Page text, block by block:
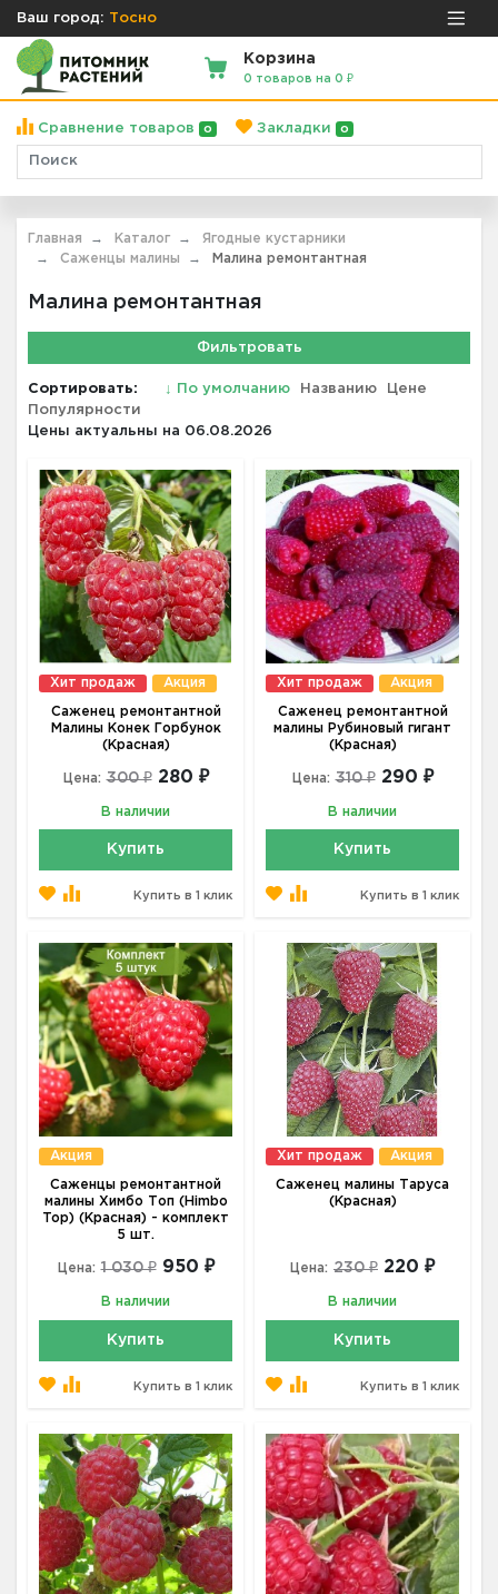
Ваш город: Тосно
Корзина
0 товаров на 0 ₽
Сравнение товаров 0 Закладки 0
Главная Каталог
Ягодные кустарники
Саженцы малины
Малина ремонтантная
Малина ремонтантная
Фильтровать
Сортировать: ↓ По умолчанию Названию
Цене
Популярности
Цены актуальны на 06.08.2026
Хит продаж Акция
Саженец ремонтантной
Малины Конек Горбунок
(Красная)
Цена: 300 ₽ 280 ₽
В наличии
Купить
Купить в 1 клик
Хит продаж Акция
Саженец ремонтантной
малины Рубиновый гигант
(Красная)
Цена: 310 ₽ 290 ₽
В наличии
Купить
Купить в 1 клик
Акция
Саженцы ремонтантной
малины Химбо Топ (Himbo
Top) (Красная) - комплект
5 шт.
Цена: 1 030 ₽ 950 ₽
В наличии
Купить
Купить в 1 клик
Хит продаж Акция
Саженец малины Таруса
(Красная)
Цена: 230 ₽ 220 ₽
В наличии
Купить
Купить в 1 клик